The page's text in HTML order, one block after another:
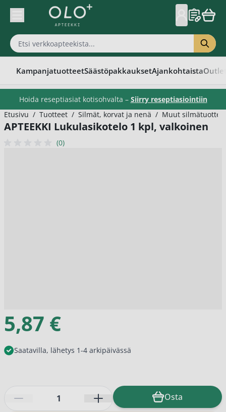
Skip to Content
KampanjatuotteetSäästöpakkauksetAjankohtaista
Hoida reseptiasiat kotisohvalta – Siirry reseptiasiointiin
Etusivu / Tuotteet / Silmät, korvat ja nenä / Muut
APTEEKKI Lukulasikotelo 1 kpl, valkoinen
(0)
5,87 €
Saatavilla, lähetys 1-4 arkipäivässä
Osta